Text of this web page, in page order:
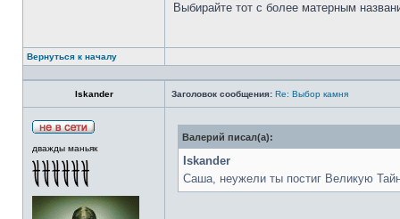
Выбирайте тот с более матерным
Вернуться к началу
Iskander Заголовок сообщения: Re: Выбор камня
дважды маньяк
Валерий писал(а):
Iskander
Саша, неужели ты постиг Великую